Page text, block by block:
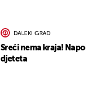
DALEKI GRAD
Sreći nema kraja!
djeteta